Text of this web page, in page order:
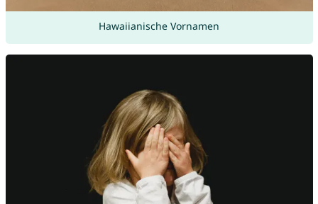
Hawaiianische Vornamen